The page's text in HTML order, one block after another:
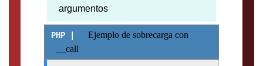
argumentos
Ejemplo de sobrecarga con
__call